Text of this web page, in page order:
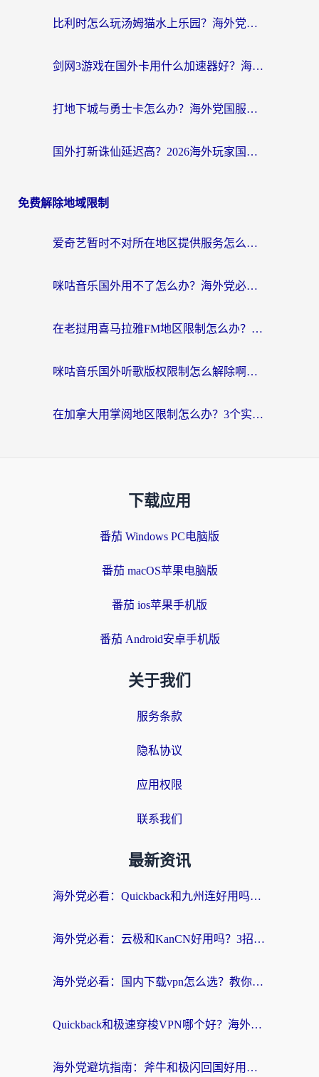
比利时怎么玩汤姆猫水上乐园？海外党国服游戏加速终极指南（附无畏契约食之契约解决办法）
剑网3游戏在国外卡用什么加速器好？海外党亲测有效的国服游戏加速指南
打地下城与勇士卡怎么办？海外党国服游戏加速终极指南（附北美欧洲实测）
国外打新诛仙延迟高？2026海外玩家国服游戏加速器终极指南（附天龙八部闪耀暖暖实测）
免费解除地域限制
爱奇艺暂时不对所在地区提供服务怎么办？海外党亲测有效的追剧解决方案
咪咕音乐国外用不了怎么办？海外党必备的国内内容访问全攻略
在老挝用喜马拉雅FM地区限制怎么办？海外党亲测有效的回国加速方案
咪咕音乐国外听歌版权限制怎么解除啊？海外党亲测有效的回国加速方案
在加拿大用掌阅地区限制怎么办？3个实用技巧帮你轻松解决（附海外华人必备工具）
下载应用
番茄 Windows PC电脑版
番茄 macOS苹果电脑版
番茄 ios苹果手机版
番茄 Android安卓手机版
关于我们
服务条款
隐私协议
应用权限
联系我们
最新资讯
海外党必看：Quickback和九州连好用吗？3步选对回国加速器实现无缝刷国内资源
海外党必看：云极和KanCN好用吗？3招教你选对回国加速器（附免费VPN避坑指南）
海外党必看：国内下载vpn怎么选？教你无缝访问国内资源的实用指南
Quickback和极速穿梭VPN哪个好？海外党亲测3招选对回国加速器，看这篇就够了
海外党避坑指南：斧牛和极闪回国好用吗？选对加速器才能无缝刷剧玩游戏